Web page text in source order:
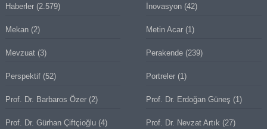
Haberler(2.579) İnovasyon (42)
Mekan(2) Metin Acar (1)
Mevzuat(3) Perakende (239)
Perspektif(52) Portreler (1)
Prof. Dr. Barbaros Özer(2) Prof. Dr. Erdoğan Güneş (1)
Prof. Dr. Gürhan Çiftçioğlu(4) Prof. Dr. Nevzat Artık (27)